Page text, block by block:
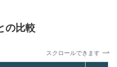
の比較
スクロールできます